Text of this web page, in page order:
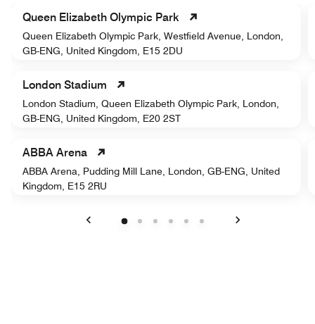
Queen Elizabeth Olympic Park
Queen Elizabeth Olympic Park, Westfield Avenue, London,
GB-ENG, United Kingdom, E15 2DU
London Stadium
London Stadium, Queen Elizabeth Olympic Park, London,
GB-ENG, United Kingdom, E20 2ST
ABBA Arena
ABBA Arena, Pudding Mill Lane, London, GB-ENG, United
Kingdom, E15 2RU